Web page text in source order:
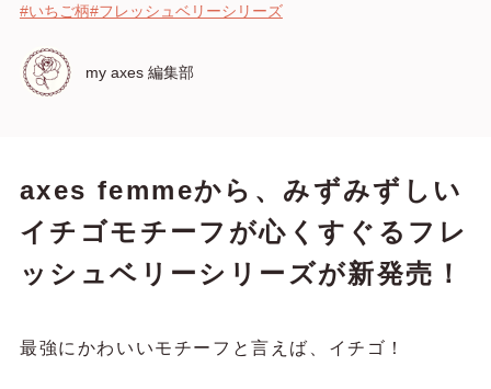
#いちご柄#フレッシュベリーシリーズ
my axes 編集部
axes femmeから、みずみずしい
イチゴモチーフが心くすぐるフレ
ッシュベリーシリーズが新発売！
最強にかわいいモチーフと言えば、イチゴ！